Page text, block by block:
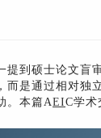
提到硕士论文盲
而是通过相对独
。本篇AEIC学术